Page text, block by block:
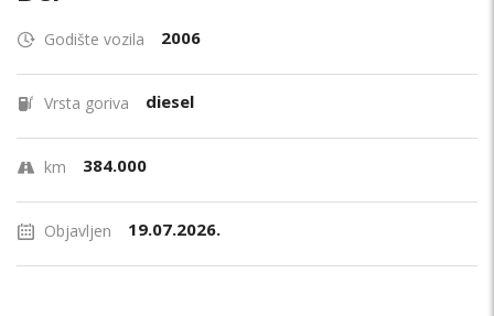
Godište vozila 2006
Vrsta goriva diesel
km 384.000
Objavljen 19.07.2026.